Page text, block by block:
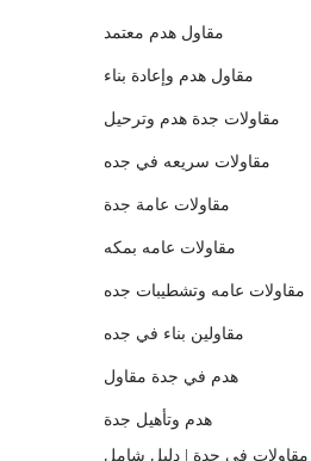
مقاول هدم معتمد
مقاول هدم وإعادة بناء
مقاولات جدة هدم وترحيل
مقاولات سريعه في جده
مقاولات عامة جدة
مقاولات عامه بمكه
مقاولات عامه وتشطيبات جده
مقاولين بناء في جده
هدم في جدة مقاول
هدم وتأهيل جدة
في جدة | دليل شامل